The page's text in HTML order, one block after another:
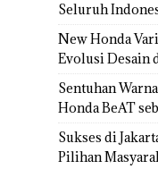
Seluruh
New Honda
Evolusi Desain
Sentuhan
Honda BeAT
Sukses di
Pilihan